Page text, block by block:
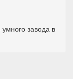
умного завода в